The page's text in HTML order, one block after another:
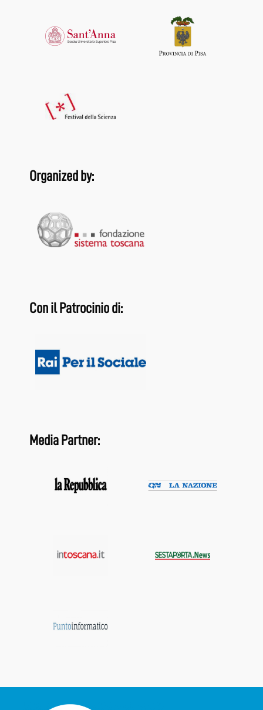
Organized by:
Con il Patrocinio di:
Media Partner: